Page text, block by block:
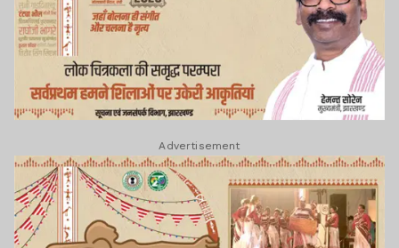
Advertisement